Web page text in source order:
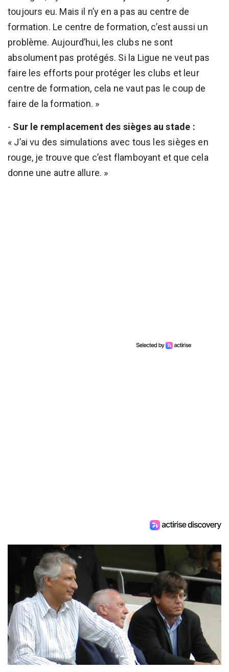
toujours eu. Mais il n’y en a pas au centre de
formation. Le centre de formation, c’est aussi un
problème. Aujourd’hui, les clubs ne sont
absolument pas protégés. Si la Ligue ne veut pas
faire les efforts pour protéger les clubs et leur
centre de formation, cela ne vaut pas le coup de
faire de la formation. »
- Sur le remplacement des sièges au stade :
« J’ai vu des simulations avec tous les sièges en
rouge, je trouve que c’est flamboyant et que cela
donne une autre allure. »